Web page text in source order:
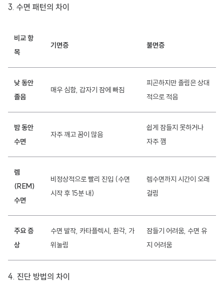
3. 수면 패턴의 차이
비교 항
목
기면증 불면증
낮 동안
졸음
매우 심함, 갑자기 잠에 빠짐
피곤하지만 졸림은 상대
적으로 적음
밤 동안
수면
자주 깨고 꿈이 많음
쉽게 잠들지 못하거나
자주 깸
렘
(REM)
수면
비정상적으로 빨리 진입 (수면
시작 후 15분 내)
렘수면까지 시간이 오래
걸림
주요 증
상
수면 발작, 카타플렉시, 환각, 가
위눌림
잠들기 어려움, 수면 유
지 어려움
4. 진단 방법의 차이